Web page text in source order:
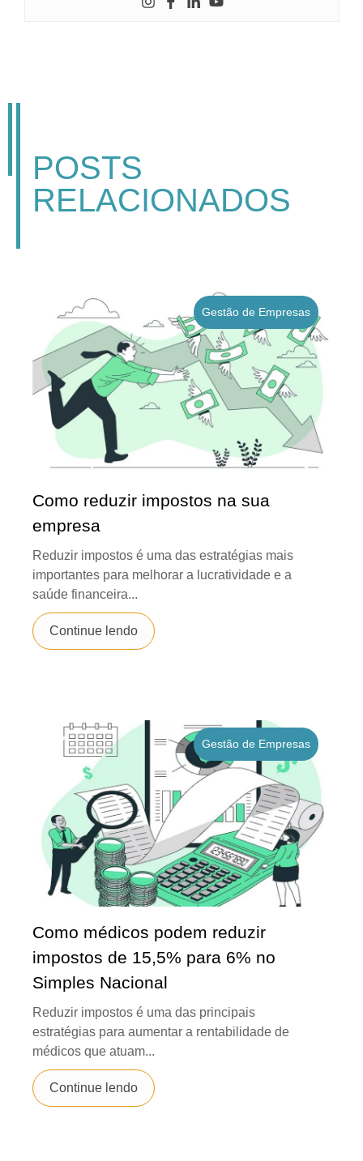
POSTS
RELACIONADOS
Gestão de Empresas
Como reduzir impostos na sua
empresa
Reduzir impostos é uma das estratégias mais
importantes para melhorar a lucratividade e a
saúde financeira...
Continue lendo
Gestão de Empresas
Como médicos podem reduzir
impostos de 15,5% para 6% no
Simples Nacional
Reduzir impostos é uma das principais
estratégias para aumentar a rentabilidade de
médicos que atuam...
Continue lendo